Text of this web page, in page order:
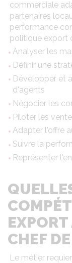
commerciale
partenaires
performance
politique export
Analyser les
Définir une
Développer et
d'agents
Négocier les
Piloter les
Adapter l'offre
Suivre la
Représenter
CHEF
Le métier